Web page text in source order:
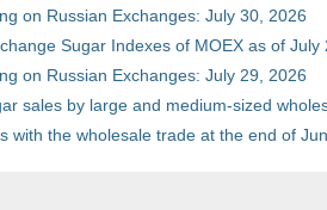
on Russian Exchanges: July 30, 2026
Sugar Indexes of MOEX as of July
on Russian Exchanges: July 29, 2026
sales by large and medium-sized
with the wholesale trade at the end of